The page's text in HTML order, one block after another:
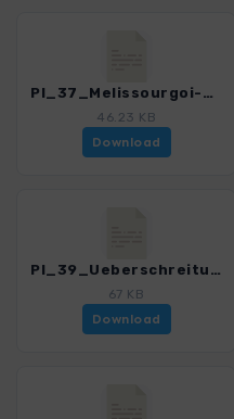
PI_37_Melissourgoi-Afti_4561_1.gpx
46.23 KB
Download
PI_39_Ueberschreitung Kakarditsa_4561_1.gpx
67 KB
Download